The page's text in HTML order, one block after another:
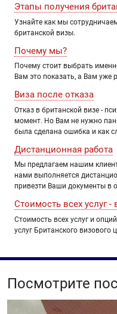
Этапы получения
Узнайте как мы
британской визы.
Почему мы?
Почему стоит выбрать
Вам это показать, а Вам уже
Виза после отказа
Отказ в британской визе -
момент. Но Вам не нужно
была сделана ошибка и как
Дистанционная работа
Мы предлагаем нашим
нами выполняется
привезти Ваши документы в
Стоимость всех услуг
Стоимость всех услуг и
услуг Британского визового
Посмотрите